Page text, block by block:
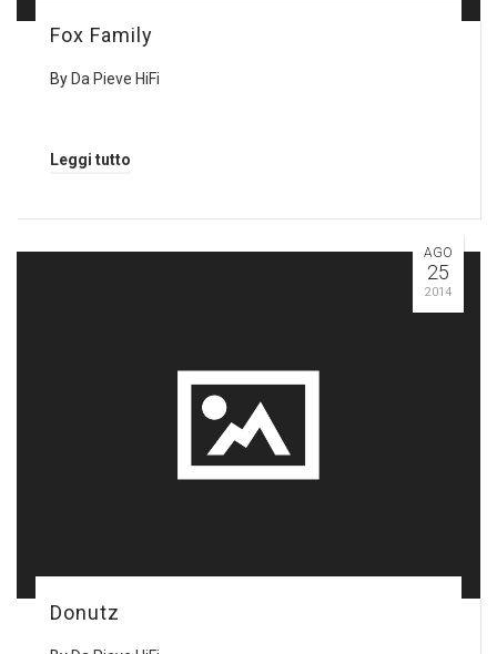
Fox Family
By Da Pieve HiFi
Leggi tutto
AGO
25
2014
Donutz